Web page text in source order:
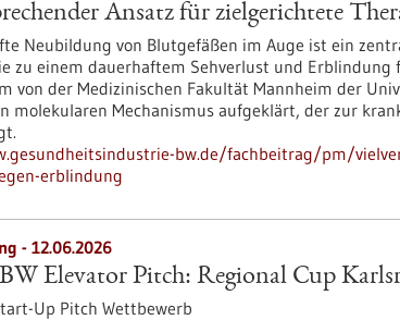
Ansatz für zielgerichtete
Neubildung von Blutgefäßen im Auge ist ein
zu einem dauerhaftem Sehverlust und
von der Medizinischen Fakultät Mannheim der
molekularen Mechanismus aufgeklärt, der zur
bw.de/fachbeitrag/pm/
erblindung
- 12.06.2026
Elevator Pitch: Regional Cup
Up Pitch Wettbewerb